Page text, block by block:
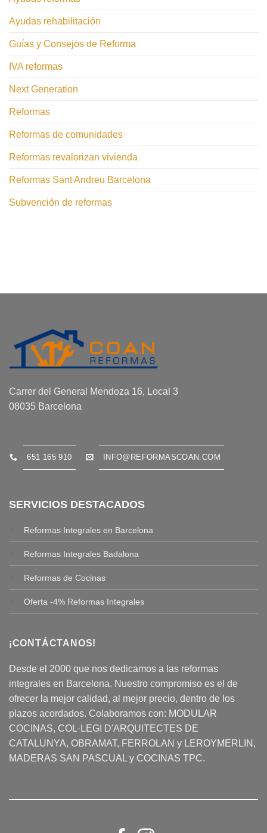
Ayudas rehabilitación
Guías y Consejos de Reforma
IVA reformas
Next Generation
Reformas
Reformas de comunidades
Reformas revalorizan vivienda
Reformas Sant Andreu Barcelona
Subvención de reformas
Carrer del General Mendoza 16, Local 3
08035 Barcelona
651 165 910 INFO@REFORMASCOAN.COM
SERVICIOS DESTACADOS
Reformas Integrales en Barcelona
Reformas Integrales Badalona
Reformas de Cocinas
Oferta -4% Reformas Integrales
¡CONTÁCTANOS!
Desde el 2000 que nos dedicamos a las reformas
integrales en Barcelona. Nuestro compromiso es el de
ofrecer la mejor calidad, al mejor precio, dentro de los
plazos acordados. Colaboramos con: MODULAR
COCINAS, COL·LEGI D'ARQUITECTES DE
CATALUNYA, OBRAMAT, FERROLAN y LEROYMERLIN,
MADERAS SAN PASCUAL y COCINAS TPC.